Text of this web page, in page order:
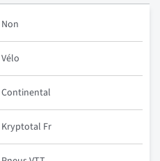
Non
Vélo
Continental
Kryptotal Fr